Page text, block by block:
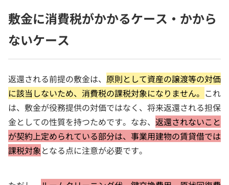
敷金に消費税がかかるケース・かから
ないケース
返還される前提の敷金は、 原則として資産の譲渡等の対価
に該当しないため、消費税の課税対象になりません。 これ
は、敷金が役務提供の対価ではなく、将来返還される担保
金としての性質を持つためです。なお、 返還されないこと
が契約上定められている部分は、事業用建物の賃貸借では
課税対象となる点に注意が必要です。